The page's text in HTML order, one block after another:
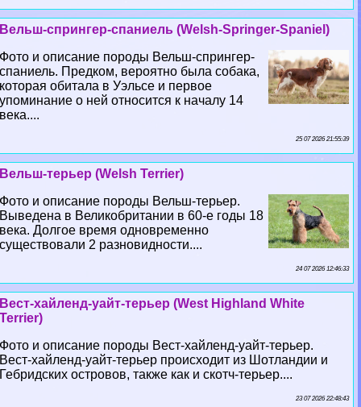
Вельш-спрингер-спаниель (Welsh-Springer-Spaniel)
Фото и описание породы Вельш-спрингер-
спаниель. Предком, вероятно была собака,
которая обитала в Уэльсе и первое
упоминание о ней относится к началу 14
века....
25 07 2026 21:55:39
Вельш-терьер (Welsh Terrier)
Фото и описание породы Вельш-терьер.
Выведена в Великобритании в 60-е годы 18
века. Долгое время одновременно
существовали 2 разновидности....
24 07 2026 12:46:33
Вест-хайленд-уайт-терьер (West Highland White
Terrier)
Фото и описание породы Вест-хайленд-уайт-терьер.
Вест-хайленд-уайт-терьер происходит из Шотландии и
Гебридских островов, также как и скотч-терьер....
23 07 2026 22:48:43